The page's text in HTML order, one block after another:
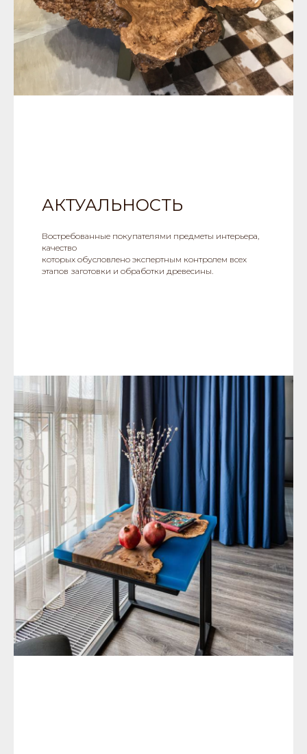
АКТУАЛЬНОСТЬ
Востребованные покупателями предметы интерьера,
качество
которых обусловлено экспертным контролем всех
этапов заготовки и обработки древесины.